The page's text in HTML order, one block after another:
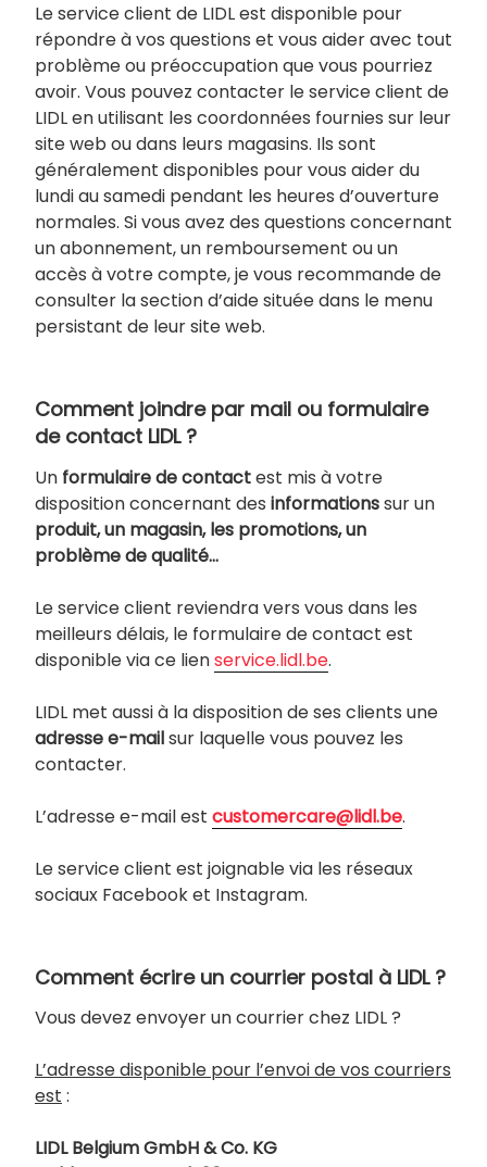
Le service client de LIDL est disponible pour
répondre à vos questions et vous aider avec tout
problème ou préoccupation que vous pourriez
avoir. Vous pouvez contacter le service client de
LIDL en utilisant les coordonnées fournies sur leur
site web ou dans leurs magasins. Ils sont
généralement disponibles pour vous aider du
lundi au samedi pendant les heures d’ouverture
normales. Si vous avez des questions concernant
un abonnement, un remboursement ou un
accès à votre compte, je vous recommande de
consulter la section d’aide située dans le menu
persistant de leur site web.
Comment joindre par mail ou formulaire
de contact LIDL ?
Un formulaire de contactest mis à votre
disposition concernant des informationssur un
produit, un magasin, les promotions, un
problème de qualité…
Le service client reviendra vers vous dans les
meilleurs délais, le formulaire de contact est
disponible via ce lienservice.lidl.be.
LIDL met aussi à la disposition de ses clients une
adresse e-mailsur laquelle vous pouvez les
contacter.
L’adresse e-mail est customercare@lidl.be.
Le service client est joignable via les réseaux
sociaux Facebook et Instagram.
Comment écrire un courrier postal à LIDL ?
Vous devez envoyer un courrier chez LIDL ?
L’adresse disponible pour l’envoi de vos courriers
est :
LIDL Belgium GmbH & Co. KG